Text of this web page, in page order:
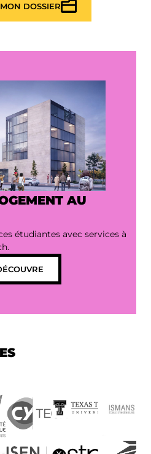
DOSSIER
AU
étudiantes avec services à